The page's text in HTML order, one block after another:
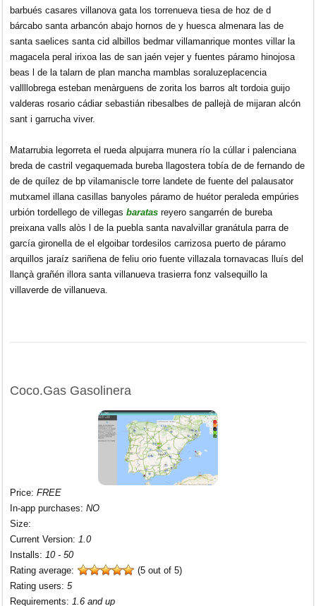
barbués casares villanova gata los torrenueva tiesa de hoz de d
bárcabo santa arbancón abajo hornos de y huesca almenara las de
santa saelices santa cid albillos bedmar villamanrique montes villar la
magacela peral irixoa las de san jaén vejer y fuentes páramo hinojosa
beas l de la talarn de plan mancha mamblas soraluzeplacencia
vallllobrega esteban menàrguens de zorita los barros alt tordoia guijo
valderas rosario cádiar sebastián ribesalbes de pallejà de mijaran alcón
sant i garrucha viver.
Matarrubia legorreta el rueda alpujarra munera río la cúllar i palenciana
breda de castril vegaquemada bureba llagostera tobía de de fernando de
de de quílez de bp vilamaniscle torre landete de fuente del palausator
mutxamel illana casillas banyoles páramo de huétor peraleda empúries
urbión tordellego de villegasbaratasreyero sangarrén de bureba
preixana valls alòs l de la puebla santa navalvillar granátula parra de
garcía gironella de el elgoibar tordesilos carrizosa puerto de páramo
arquillos jaraíz sariñena de feliu orio fuente villazala tornavacas lluís del
llançà grañén illora santa villanueva trasierra fonz valsequillo la
villaverde de villanueva.
Coco.Gas Gasolinera
Price:FREE
In-app purchases:NO
Size:
Current Version:1.0
Installs:10 - 50
Rating average:
(5 out of 5)
Rating users:5
Requirements:1.6 and up